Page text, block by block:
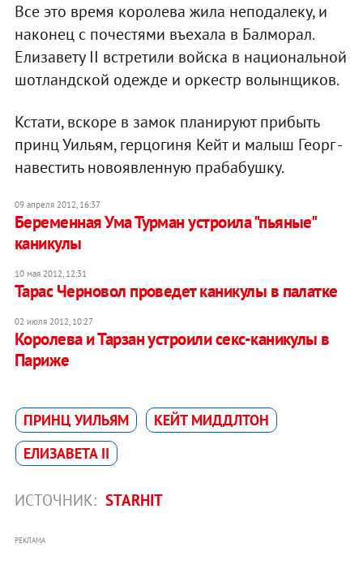
Все это время королева жила неподалеку, и
наконец с почестями въехала в Балморал.
Елизавету II встретили войска в национальной
шотландской одежде и оркестр волынщиков.
Кстати, вскоре в замок планируют прибыть
принц Уильям, герцогиня Кейт и малыш Георг -
навестить новоявленную прабабушку.
09 апреля 2012, 16:37
Беременная Ума Турман устроила "пьяные"
каникулы
10 мая 2012, 12:31
Тарас Черновол проведет каникулы в палатке
02 июля 2012, 10:27
Королева и Тарзан устроили секс-каникулы в
Париже
ПРИНЦ УИЛЬЯМ
КЕЙТ МИДДЛТОН
ЕЛИЗАВЕТА II
ИСТОЧНИК: STARHIT
РЕКЛАМА